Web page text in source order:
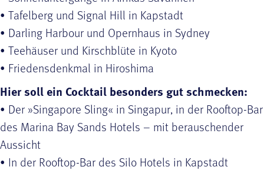
• Tafelberg und Signal Hill in Kapstadt
• Darling Harbour und Opernhaus in Sydney
• Teehäuser und Kirschblüte in Kyoto
• Friedensdenkmal in Hiroshima
Hier soll ein Cocktail besonders gut schmecken:
• Der »Singapore Sling« in Singapur, in der Rooftop-Bar
des Marina Bay Sands Hotels – mit berauschender
Aussicht
• In der Rooftop-Bar des Silo Hotels in Kapstadt